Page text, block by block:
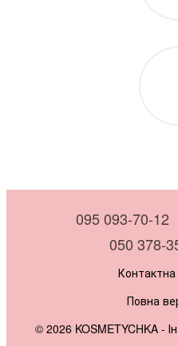
095 093-70-12
050 378-
Контактна
Повна
© 2026 KOSMETYCHKA -